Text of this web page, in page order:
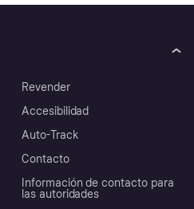
Revender
Accesibilidad
Auto-Track
Contacto
Información de contacto para
las autoridades